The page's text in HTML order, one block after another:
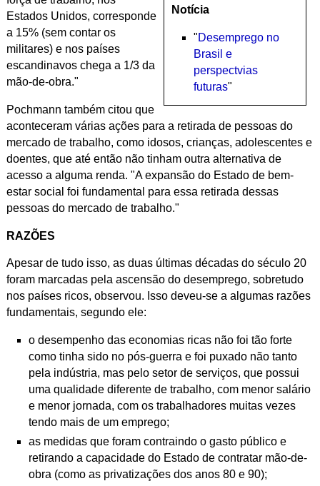
Notícia
"Desemprego no
Brasil e
perspectvias
futuras"
Estados Unidos, corresponde
a 15% (sem contar os
militares) e nos países
escandinavos chega a 1/3 da
mão-de-obra."
Pochmann também citou que
aconteceram várias ações para a retirada de pessoas do
mercado de trabalho, como idosos, crianças, adolescentes e
doentes, que até então não tinham outra alternativa de
acesso a alguma renda. "A expansão do Estado de bem-
estar social foi fundamental para essa retirada dessas
pessoas do mercado de trabalho."
RAZÕES
Apesar de tudo isso, as duas últimas décadas do século 20
foram marcadas pela ascensão do desemprego, sobretudo
nos países ricos, observou. Isso deveu-se a algumas razões
fundamentais, segundo ele:
o desempenho das economias ricas não foi tão forte
como tinha sido no pós-guerra e foi puxado não tanto
pela indústria, mas pelo setor de serviços, que possui
uma qualidade diferente de trabalho, com menor salário
e menor jornada, com os trabalhadores muitas vezes
tendo mais de um emprego;
as medidas que foram contraindo o gasto público e
retirando a capacidade do Estado de contratar mão-de-
obra (como as privatizações dos anos 80 e 90);